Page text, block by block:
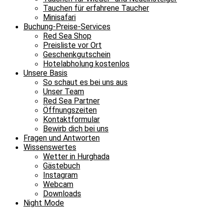
Tauchen für erfahrene Taucher
Minisafari
Buchung-Preise-Services
Red Sea Shop
Preisliste vor Ort
Geschenkgutschein
Hotelabholung kostenlos
Unsere Basis
So schaut es bei uns aus
Unser Team
Red Sea Partner
Öffnungszeiten
Kontaktformular
Bewirb dich bei uns
Fragen und Antworten
Wissenswertes
Wetter in Hurghada
Gästebuch
Instagram
Webcam
Downloads
Night Mode